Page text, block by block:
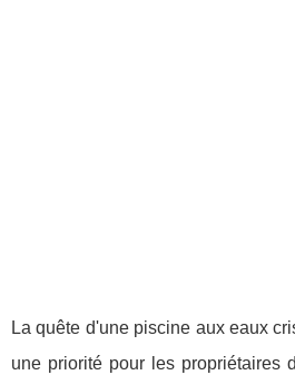
La quête d'une piscine aux eaux
une priorité pour les propriétaires